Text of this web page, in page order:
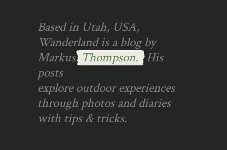
Based in Utah, USA,
Wanderland is a blog by
Markus Thompson. His
posts
explore outdoor experiences
through photos and diaries
with tips & tricks.